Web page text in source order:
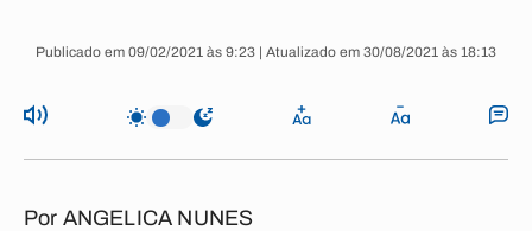
Publicado em 09/02/2021 às 9:23 | Atualizado em 30/08/2021 às 18:13
Por ANGELICA NUNES